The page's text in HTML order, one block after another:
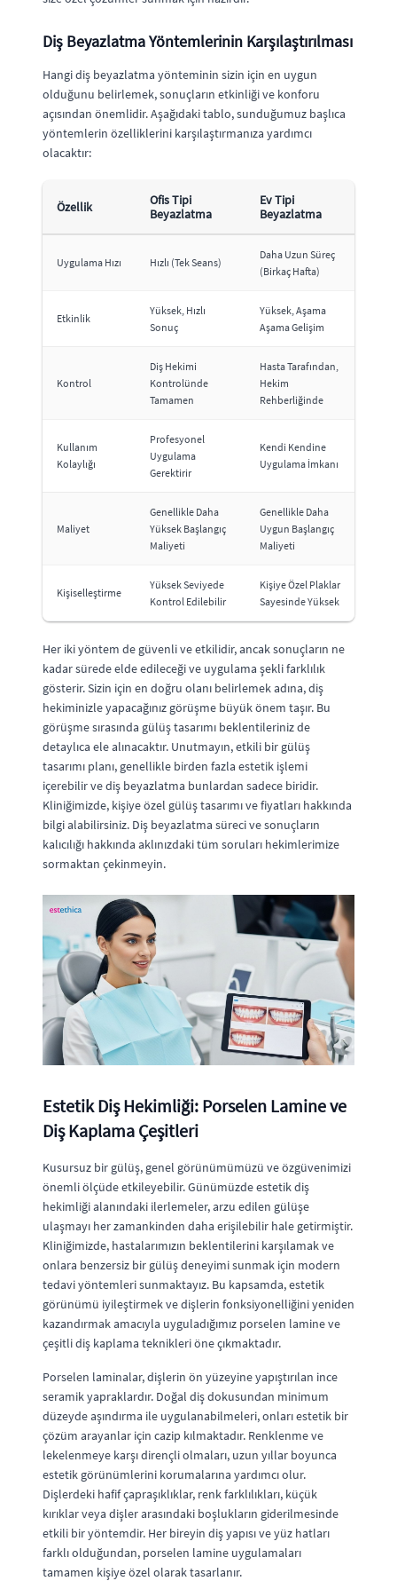
Diş Beyazlatma Yöntemlerinin Karşılaştırılması
Hangi diş beyazlatma yönteminin sizin için en uygun
olduğunu belirlemek, sonuçların etkinliği ve konforu
açısından önemlidir. Aşağıdaki tablo, sunduğumuz başlıca
yöntemlerin özelliklerini karşılaştırmanıza yardımcı
olacaktır:
Özellik
Ofis Tipi
Beyazlatma
Ev Tipi
Beyazlatma
Uygulama Hızı Hızlı (Tek Seans)
Daha Uzun Süreç
(Birkaç Hafta)
Etkinlik
Yüksek, Hızlı
Sonuç
Yüksek, Aşama
Aşama Gelişim
Kontrol
Diş Hekimi
Kontrolünde
Tamamen
Hasta Tarafından,
Hekim
Rehberliğinde
Kullanım
Kolaylığı
Profesyonel
Uygulama
Gerektirir
Kendi Kendine
Uygulama İmkanı
Maliyet
Genellikle Daha
Yüksek Başlangıç
Maliyeti
Genellikle Daha
Uygun Başlangıç
Maliyeti
Kişiselleştirme
Yüksek Seviyede
Kontrol Edilebilir
Kişiye Özel Plaklar
Sayesinde Yüksek
Her iki yöntem de güvenli ve etkilidir, ancak sonuçların ne
kadar sürede elde edileceği ve uygulama şekli farklılık
gösterir. Sizin için en doğru olanı belirlemek adına, diş
hekiminizle yapacağınız görüşme büyük önem taşır. Bu
görüşme sırasında gülüş tasarımı beklentileriniz de
detaylıca ele alınacaktır. Unutmayın, etkili bir gülüş
tasarımı planı, genellikle birden fazla estetik işlemi
içerebilir ve diş beyazlatma bunlardan sadece biridir.
Kliniğimizde, kişiye özel gülüş tasarımı ve fiyatları hakkında
bilgi alabilirsiniz. Diş beyazlatma süreci ve sonuçların
kalıcılığı hakkında aklınızdaki tüm soruları hekimlerimize
sormaktan çekinmeyin.
Estetik Diş Hekimliği: Porselen Lamine ve
Diş Kaplama Çeşitleri
Kusursuz bir gülüş, genel görünümümüzü ve özgüvenimizi
önemli ölçüde etkileyebilir. Günümüzde estetik diş
hekimliği alanındaki ilerlemeler, arzu edilen gülüşe
ulaşmayı her zamankinden daha erişilebilir hale getirmiştir.
Kliniğimizde, hastalarımızın beklentilerini karşılamak ve
onlara benzersiz bir gülüş deneyimi sunmak için modern
tedavi yöntemleri sunmaktayız. Bu kapsamda, estetik
görünümü iyileştirmek ve dişlerin fonksiyonelliğini yeniden
kazandırmak amacıyla uyguladığımız porselen lamine ve
çeşitli diş kaplama teknikleri öne çıkmaktadır.
Porselen laminalar, dişlerin ön yüzeyine yapıştırılan ince
seramik yapraklardır. Doğal diş dokusundan minimum
düzeyde aşındırma ile uygulanabilmeleri, onları estetik bir
çözüm arayanlar için cazip kılmaktadır. Renklenme ve
lekelenmeye karşı dirençli olmaları, uzun yıllar boyunca
estetik görünümlerini korumalarına yardımcı olur.
Dişlerdeki hafif çapraşıklıklar, renk farklılıkları, küçük
kırıklar veya dişler arasındaki boşlukların giderilmesinde
etkili bir yöntemdir. Her bireyin diş yapısı ve yüz hatları
farklı olduğundan, porselen lamine uygulamaları
tamamen kişiye özel olarak tasarlanır.